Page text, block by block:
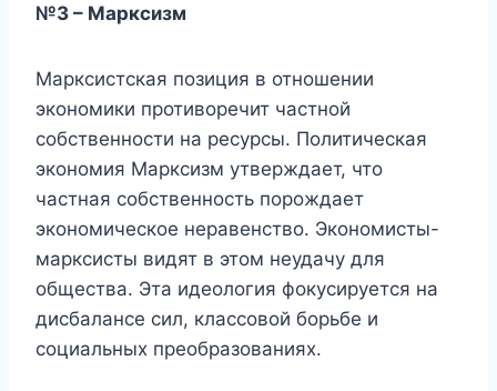
№3 – Марксизм
Марксистская позиция в отношении
экономики противоречит частной
собственности на ресурсы. Политическая
экономия Марксизм утверждает, что
частная собственность порождает
экономическое неравенство. Экономисты-
марксисты видят в этом неудачу для
общества. Эта идеология фокусируется на
дисбалансе сил, классовой борьбе и
социальных преобразованиях.